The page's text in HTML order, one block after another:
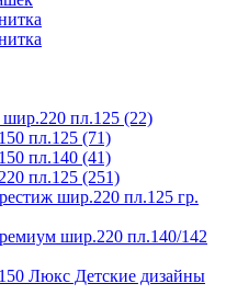
пл.125 (22)
пл.125 (71)
пл.140 (41)
пл.125 (251)
шир.220 пл.125 гр.
шир.220 пл.140/142
Люкс Детские дизайны